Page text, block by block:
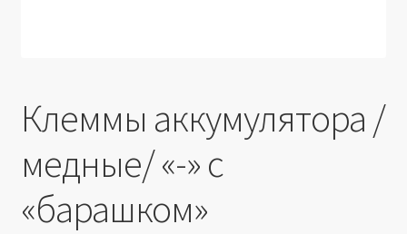
Клеммы аккумулятора /
медные/ «-» с
«барашком»